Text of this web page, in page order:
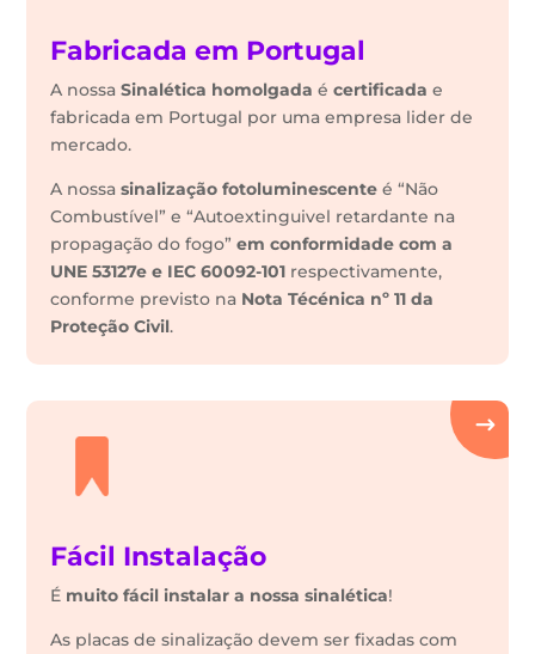
Fabricada em Portugal
A nossaSinalética homolgada écertificada e
fabricada em Portugal por uma empresa lider de
mercado.
A nossasinalização fotoluminescente é “Não
Combustível” e “Autoextinguivel retardante na
propagação do fogo”em conformidade com a
UNE 53127e e IEC 60092-101 respectivamente,
conforme previsto na Nota Técénica nº 11 da
Proteção Civil.
Fácil Instalação
É muito fácil instalar a nossa sinalética!
As placas de sinalização devem ser fixadas com